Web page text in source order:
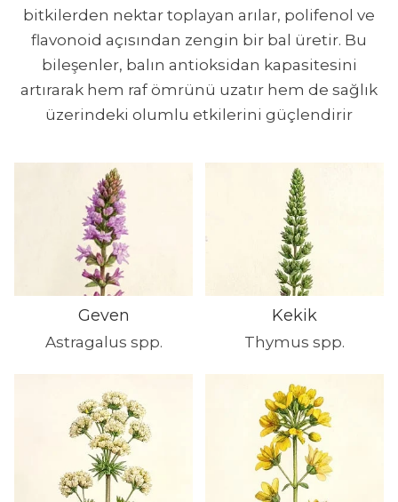
bitkilerden nektar toplayan arılar, polifenol ve
flavonoid açısından zengin bir bal üretir. Bu
bileşenler, balın antioksidan kapasitesini
artırarak hem raf ömrünü uzatır hem de sağlık
üzerindeki olumlu etkilerini güçlendirir
Geven
Astragalus spp.
Kekik
Thymus spp.